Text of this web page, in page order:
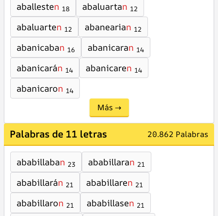
aballesten 18 abaluartan 12
abaluarten 12 abanearian 12
abanicaban 16 abanicaran 14
abanicarán 14 abanicaren 14
abanicaron 14
Más →
Palabras de 11 letras 20.862 Palabras
ababillaban 23 ababillaran 21
ababillarán 21 ababillaren 21
ababillaron 21 ababillasen 21